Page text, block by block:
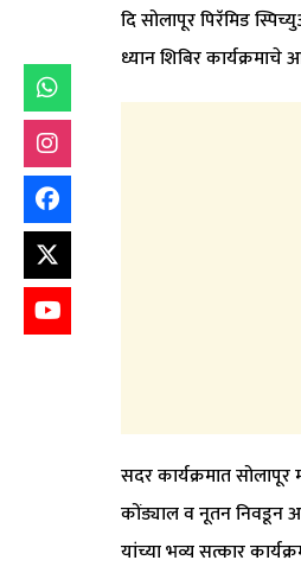
दि सोलापूर पिरॅमिड
ध्यान शिबिर
सदर कार्यक्रमात
कोंड्याल व नूतन निवडून
यांच्या भव्य सत्कार